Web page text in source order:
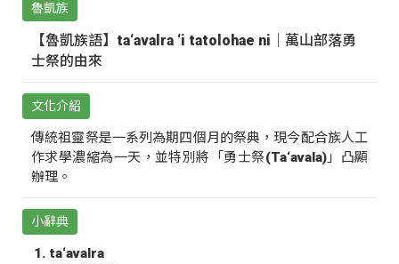
魯凱族
【魯凱族語】ta‘avalra ‘i tatolohae ni｜萬山部落勇
士祭的由來
文化介紹
傳統祖靈祭是一系列為期四個月的祭典，現今配合族人工
作求學濃縮為一天，並特別將「勇士祭(Ta‘avala)」凸顯
辦理。
小辭典
ta‘avalra